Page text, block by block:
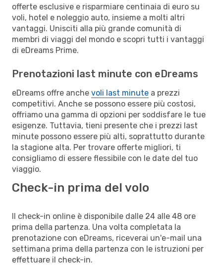
offerte esclusive e risparmiare centinaia di euro su
voli, hotel e noleggio auto, insieme a molti altri
vantaggi. Unisciti alla più grande comunità di
membri di viaggi del mondo e scopri tutti i vantaggi
di eDreams Prime.
Prenotazioni last minute con eDreams
eDreams offre anche voli last minute a prezzi
competitivi. Anche se possono essere più costosi,
offriamo una gamma di opzioni per soddisfare le tue
esigenze. Tuttavia, tieni presente che i prezzi last
minute possono essere più alti, soprattutto durante
la stagione alta. Per trovare offerte migliori, ti
consigliamo di essere flessibile con le date del tuo
viaggio.
Check-in prima del volo
Il check-in online è disponibile dalle 24 alle 48 ore
prima della partenza. Una volta completata la
prenotazione con eDreams, riceverai un'e-mail una
settimana prima della partenza con le istruzioni per
effettuare il check-in.